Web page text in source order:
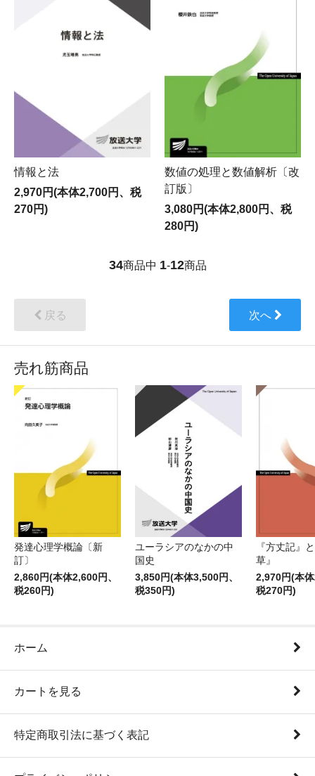
情報と法
2,970円(本体2,700円、税
270円)
数値の処理と数値解析〔改
訂版〕
3,080円(本体2,800円、税
280円)
34商品中 1-12商品
戻る 次へ
売れ筋商品
発達心理学概論〔新
訂〕
2,860円(本体2,600円、
税260円)
ユーラシアのなかの中
国史
3,850円(本体3,500円、
税350円)
『方丈記』
草』
2,970円(本
税270円)
ホーム
カートを見る
特定商取引法に基づく表記